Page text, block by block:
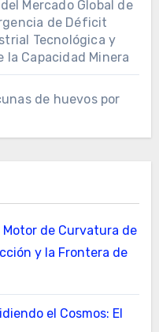
Mercado Global de
de Déficit
Tecnológica y
la Capacidad Minera
de huevos por
Motor de Curvatura de
y la Frontera de
el Cosmos: El